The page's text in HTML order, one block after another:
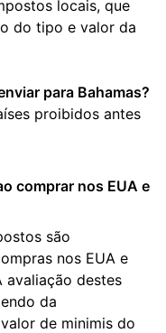
locais, que
do tipo e valor da
para Bahamas?
proibidos antes
comprar nos EUA e
são
nos EUA e
avaliação destes
da
de minimis do